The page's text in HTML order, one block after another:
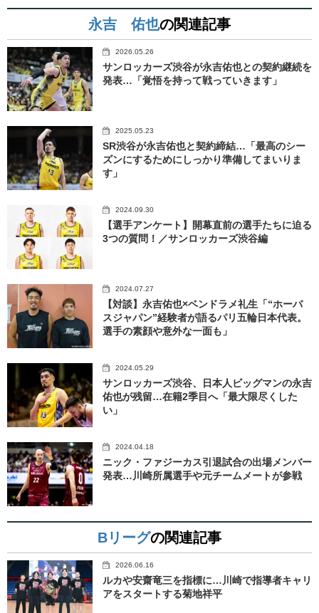
永吉 佑也の関連記事
2026.05.26
サンロッカーズ渋谷が永吉佑也との契約継続を
発表…「覚悟を持って戦っていきます」
2025.05.23
SR渋谷が永吉佑也と契約締結…「最高のシー
ズンにするためにしっかり準備してまいりま
す」
2024.09.30
【選手アンケート】開幕直前の選手たちに迫る
3つの質問！／サンロッカーズ渋谷編
2024.07.27
【対談】永吉佑也×ベンドラメ礼生「“ホーバ
スジャパン”経験者が語るパリ五輪日本代表。
選手の素顔や意外な一面も」
2024.05.29
サンロッカーズ渋谷、日本人ビッグマンの永吉
佑也が残留…在籍2季目へ「最大限尽くした
い」
2024.04.18
ニック・ファジーカス引退試合の出場メンバー
発表…川崎所属選手や元チームメートが参戦
Bリーグの関連記事
2026.06.16
ルカや安齋竜三を指標に…川崎で指導者キャリ
アをスタートする菊地祥平